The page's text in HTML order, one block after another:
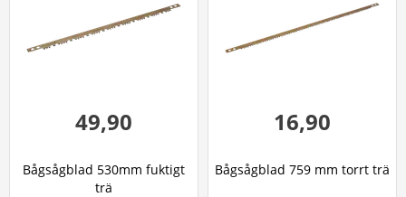
49,90
Bågsågblad 530mm fuktigt
trä
16,90
Bågsågblad 759 mm torrt trä